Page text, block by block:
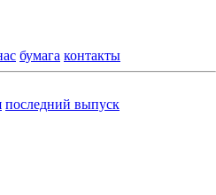
бумага контакты
последний выпуск